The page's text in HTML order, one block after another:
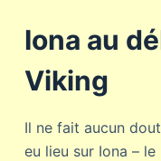
Iona au
Viking
Il ne fait aucun
eu lieu sur Iona –